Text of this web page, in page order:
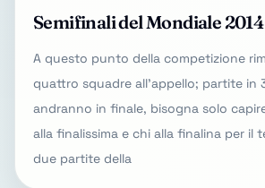
Semifinali del Mondiale
A questo punto della competizione
quattro squadre all'appello; partite in
andranno in finale, bisogna solo
alla finalissima e chi alla finalina per il
due partite della